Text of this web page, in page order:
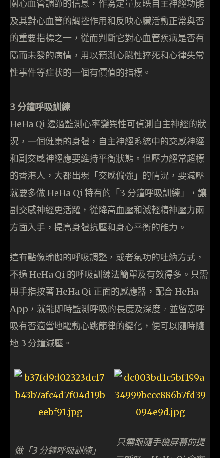
關心血管調節的信息，作為定量反映自主神經功能
及其對心血管的調控作用和反映心臟活動正常與否
的重要指標之一，從而判斷它對心血管疾病是否有
隱而未發的病情，用以預測心臟性猝死和心律失常
性事件等症狀的一個有價值的指標。
3 分鐘呼吸訓練
HeHa Qi 透過監測心率變異性可偵測自主神經的狀
況，一個健康的身體，自主神經系統中的交感神經
和副交感神經應要維持平衡狀態。但壓力經常超標
的香港人，大都出現「交感偏強」的情況，要減壓
就要多做 HeHa Qi 特有的「3 分鐘呼吸訓練」，讓
副交感神經更活躍，從降高血壓和減輕精神壓力兩
方面入手，提高身體抗壓和身心平衡的能力。
這有點像瑜伽的呼吸調整，或者氣功的吐納方式，
不過 HeHa Qi 的呼吸訓練法簡單及有效得多。只需
用手指按著 HeHa Qi 正面的感應器，配合 HeHa
App，就能即時監測呼吸的長度及深度，並留意呼
吸有否適當地驅動心跳節律的變化，便可以隨時隨
地 3 分鐘減壓。
做「3 分鐘呼吸訓練」
只需跟隨手機屏幕的提